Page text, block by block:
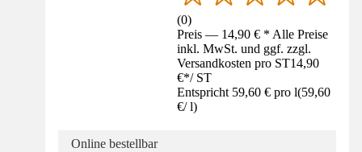
(0)
Preis — 14,90 € * Alle Preise
inkl. MwSt. und ggf. zzgl.
Versandkosten pro ST14,90
€*/ ST
Entspricht 59,60 € pro l(59,60
€/ l)
Online bestellbar